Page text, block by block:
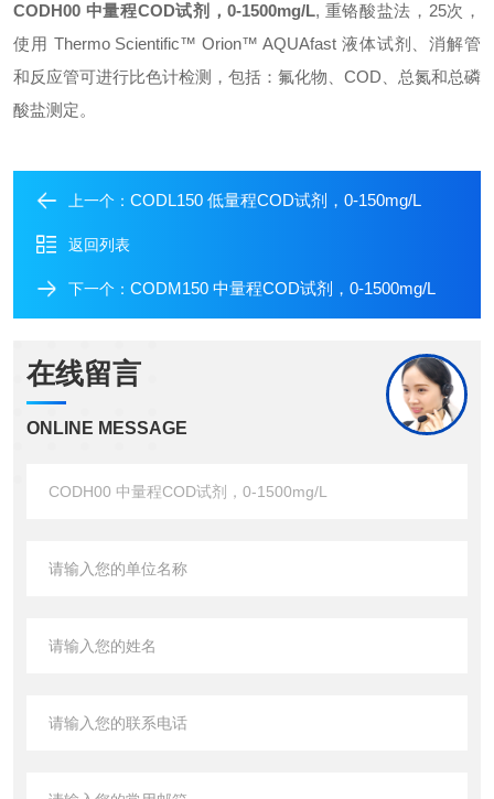
CODH00 中量程COD试剂，0-1500mg/L, 重铬酸盐法，25次，
使用 Thermo Scientific™ Orion™ AQUAfast 液体试剂、消解管
和反应管可进行比色计检测，包括：氟化物、COD、总氮和总磷
酸盐测定。
上一个： CODL150 低量程COD试剂，0-150mg/L
返回列表
下一个： CODM150 中量程COD试剂，0-1500mg/L
在线留言
ONLINE MESSAGE